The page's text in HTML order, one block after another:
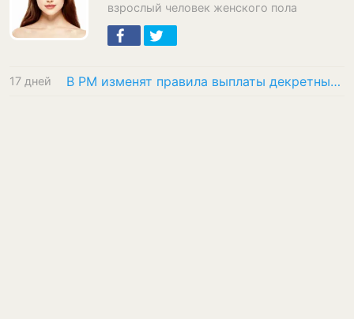
взрослый человек женского пола
17 дней В РМ изменят правила выплаты декретных для незамужних